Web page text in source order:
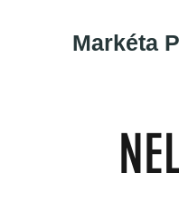
Markéta